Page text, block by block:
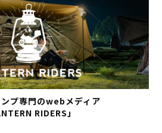
プ専門のwebメディア
RIDERS」